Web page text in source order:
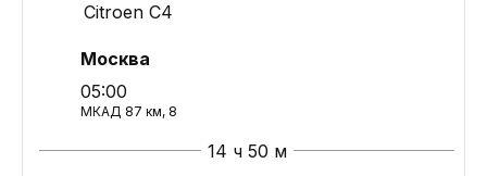
Citroen C4
Москва
05:00
МКАД 87 км, 8
14 ч 50 м